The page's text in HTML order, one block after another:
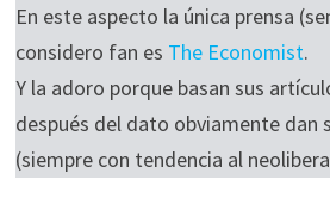
En este aspecto la única prensa
considero fan es The Economist.
Y la adoro porque basan sus
después del dato obviamente dan
(siempre con tendencia al